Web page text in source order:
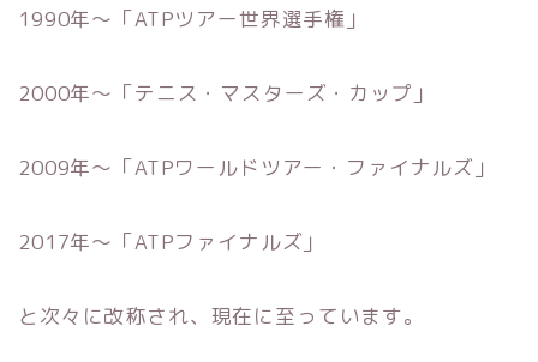
1990年～「ATPツアー世界選手権」
2000年～「テニス・マスターズ・カップ」
2009年～「ATPワールドツアー・ファイナルズ」
2017年～「ATPファイナルズ」
と次々に改称され、現在に至っています。